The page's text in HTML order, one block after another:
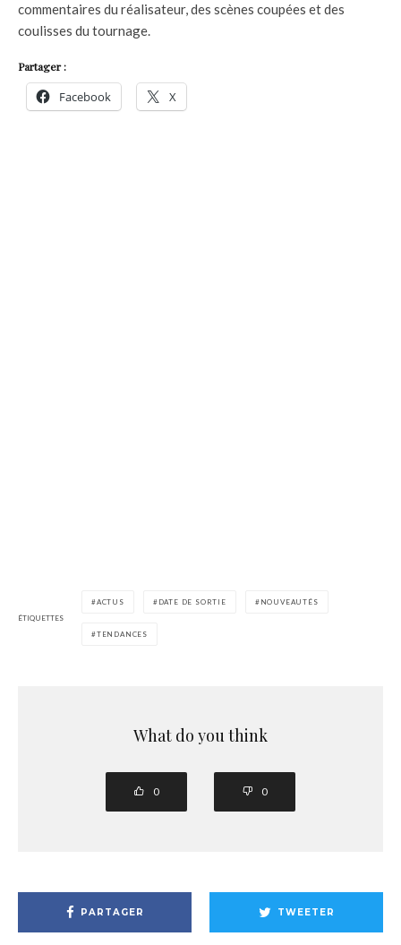
commentaires du réalisateur, des scènes coupées et des
coulisses du tournage.
Partager :
Facebook X
ÉTIQUETTES
ACTUS DATE DE SORTIE NOUVEAUTÉS
TENDANCES
What do you think
0 0
PARTAGER TWEETER